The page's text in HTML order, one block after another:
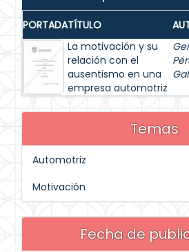
PORTADATÍTULO
La motivación y su
relación con el
ausentismo en una
empresa automotriz
Temas
Automotriz
Motivación
Fecha de